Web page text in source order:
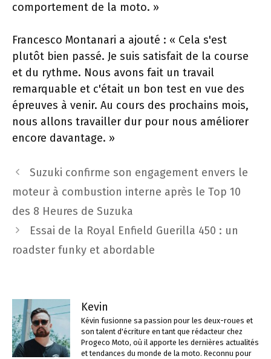
comportement de la moto. »
Francesco Montanari a ajouté : « Cela s'est
plutôt bien passé. Je suis satisfait de la course
et du rythme. Nous avons fait un travail
remarquable et c'était un bon test en vue des
épreuves à venir. Au cours des prochains mois,
nous allons travailler dur pour nous améliorer
encore davantage. »
Navigation
des
Suzuki confirme son engagement envers le
moteur à combustion interne après le Top 10
des 8 Heures de Suzuka
Essai de la Royal Enfield Guerilla 450 : un
roadster funky et abordable
Kevin
Kévin fusionne sa passion pour les deux-roues et
son talent d'écriture en tant que rédacteur chez
Progeco Moto, où il apporte les dernières actualités
et tendances du monde de la moto. Reconnu pour